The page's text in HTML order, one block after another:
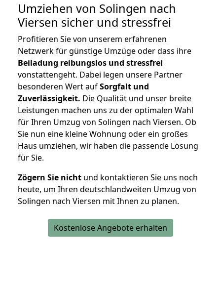
Umziehen von Solingen nach
Viersen sicher und stressfrei
Profitieren Sie von unserem erfahrenen
Netzwerk für günstige Umzüge oder dass ihre
Beiladung reibungslos und stressfrei
vonstattengeht. Dabei legen unsere Partner
besonderen Wert aufSorgfalt und
Zuverlässigkeit. Die Qualität und unser breite
Leistungen machen uns zu der optimalen Wahl
für Ihren Umzug von Solingen nach Viersen. Ob
Sie nun eine kleine Wohnung oder ein großes
Haus umziehen, wir haben die passende Lösung
für Sie.
Zögern Sie nicht und kontaktieren Sie uns noch
heute, um Ihren deutschlandweiten Umzug von
Solingen nach Viersen mit Ihnen zu planen.
Kostenlose Angebote erhalten